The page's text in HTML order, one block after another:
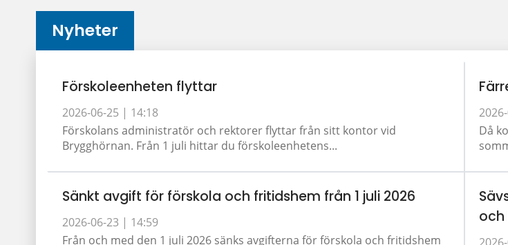
Nyheter
Förskoleenheten flyttar
2026-06-25 | 14:18
Förskolans administratör och rektorer flyttar från sitt kontor vid
Brygghörnan. Från 1 juli hittar du förskoleenhetens...
Då
Sänkt avgift för förskola och fritidshem från 1 juli 2026
2026-06-23 | 14:59
Från och med den 1 juli 2026 sänks avgifterna för förskola och fritidshem